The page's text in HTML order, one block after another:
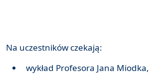
Na uczestników czekają:
wykład Profesora Jana Miodka,